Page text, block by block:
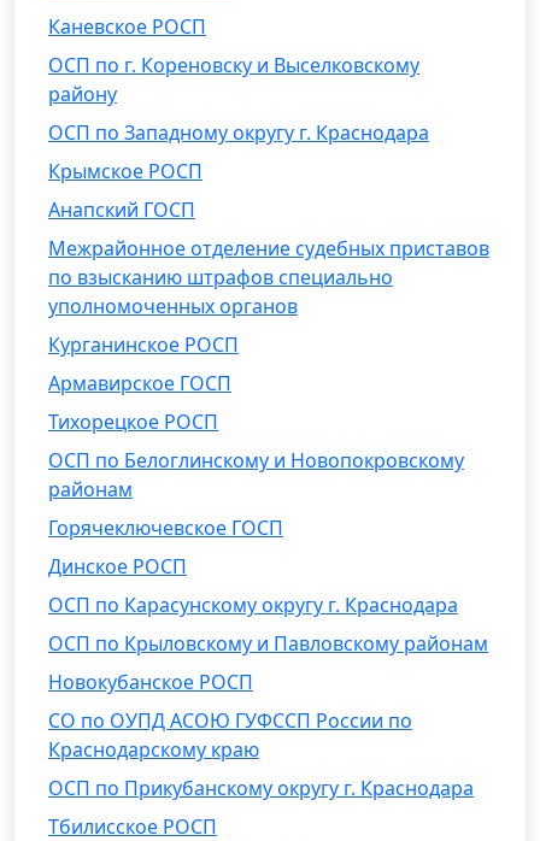
Каневское РОСП
ОСП по г. Кореновску и Выселковскому
району
ОСП по Западному округу г. Краснодара
Крымское РОСП
Анапский ГОСП
Межрайонное отделение судебных приставов
по взысканию штрафов специально
уполномоченных органов
Курганинское РОСП
Армавирское ГОСП
Тихорецкое РОСП
ОСП по Белоглинскому и Новопокровскому
районам
Горячеключевское ГОСП
Динское РОСП
ОСП по Карасунскому округу г. Краснодара
ОСП по Крыловскому и Павловскому районам
Новокубанское РОСП
СО по ОУПД АСОЮ ГУФССП России по
Краснодарскому краю
ОСП по Прикубанскому округу г. Краснодара
Тбилисское РОСП